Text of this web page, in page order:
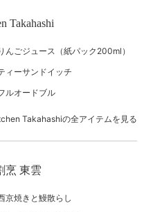
Takahashi
んごジュース（紙パック200ml）
ィーサンドイッチ
ルオードブル
Takahashiの全アイテムを見る
烹 東雲
京焼きと鰻散らし